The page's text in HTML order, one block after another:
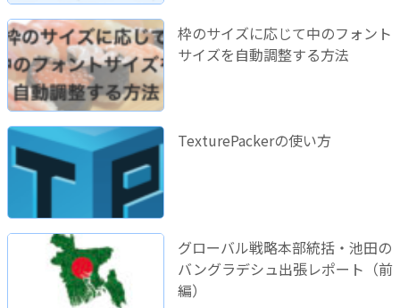
枠のサイズに応じて中のフォント
サイズを自動調整する方法
TexturePackerの使い方
グローバル戦略本部統括・池田の
バングラデシュ出張レポート（前
編）